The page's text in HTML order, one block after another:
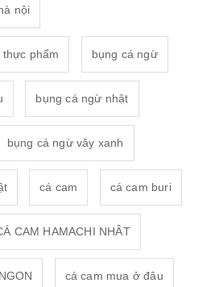
nội
phẩm bụng cá ngừ
bụng cá ngừ nhật
bụng cá ngừ vây xanh
cá cam cá cam buri
CAM HAMACHI NHÂT
cá cam mua ở đâu